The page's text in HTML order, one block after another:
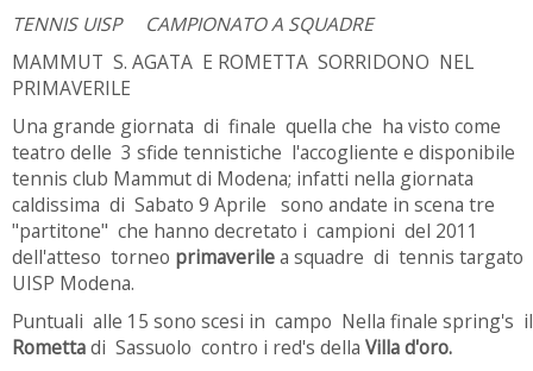
TENNIS UISP CAMPIONATO A SQUADRE
MAMMUT S. AGATA E ROMETTA SORRIDONO NEL
PRIMAVERILE
Una grande giornata di finale quella che ha visto come
teatro delle 3 sfide tennistiche l'accogliente e disponibile
tennis club Mammut di Modena; infatti nella giornata
caldissima di Sabato 9 Aprile sono andate in scena tre
"partitone" che hanno decretato i campioni del 2011
dell'atteso torneo primaverilea squadre di tennis targato
UISP Modena.
Puntuali alle 15 sono scesi in campo Nella finale spring's il
Romettadi Sassuolo contro i red's della Villa d'oro.